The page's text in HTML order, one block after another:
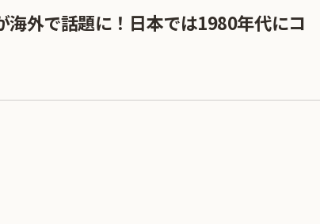
外で話題に！日本では1980年代にコ